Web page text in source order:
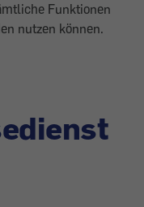
Funktionen
nutzen können.